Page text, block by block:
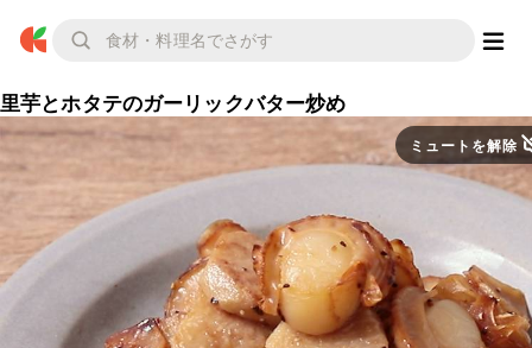
里芋とホタテのガーリックバター炒め
ミュートを解除